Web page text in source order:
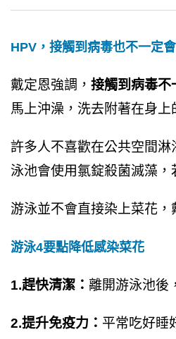
HPV，接觸到病毒也不一定
戴定恩強調， 接觸到病毒不
馬上沖澡，洗去附著在身上
許多人不喜歡在公共空間
泳池會使用氯錠殺菌滅藻
游泳並不會直接染上菜花
游泳4要點降低感染菜花
1.趕快清潔： 離開游泳池後
2.提升免疫力： 平常吃好睡